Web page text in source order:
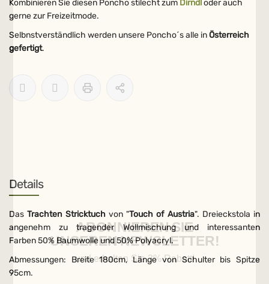
Kombinieren Sie diesen Poncho stilecht zum Dirndloder auch
gerne zur Freizeitmode.
Selbnstverständlich werden unsere Poncho´s alle inÖsterreich
gefertigt.
Details
DasTrachten Stricktuchvon "Touch of Austria". Dreieckstola in
angenehm zu tragender Wollmischung und interessanten
Farben 50% Baumwolle und 50% Polyacryl.
Abmessungen: Breite 180cm, Länge von Schulter bis Spitze
95cm.
ABONNIEREN SIE
UNSEREN NEWSLETTER!
und erhalten Sie 3% Rabatt!